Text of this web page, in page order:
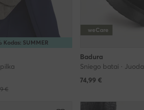
Kodas: SUMMER
€
weCare
Badura
Sniego batai · Juoda
74,99 €